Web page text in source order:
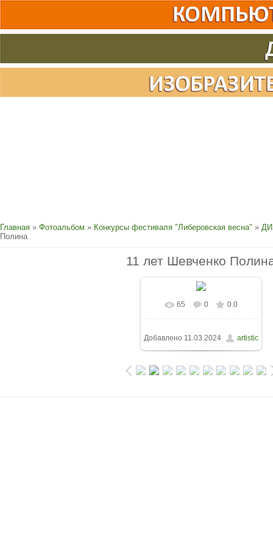
Главная » Фотоальбом » Конкурсы фестиваля "Либеровская весна" »
Полина
11 лет Шевченко
65 0 0.0
Добавлено 11.03.2024 artistic